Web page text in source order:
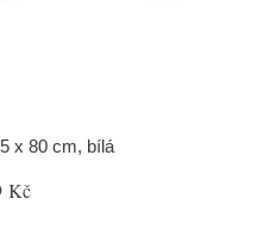
x 80 cm, bílá
Kč